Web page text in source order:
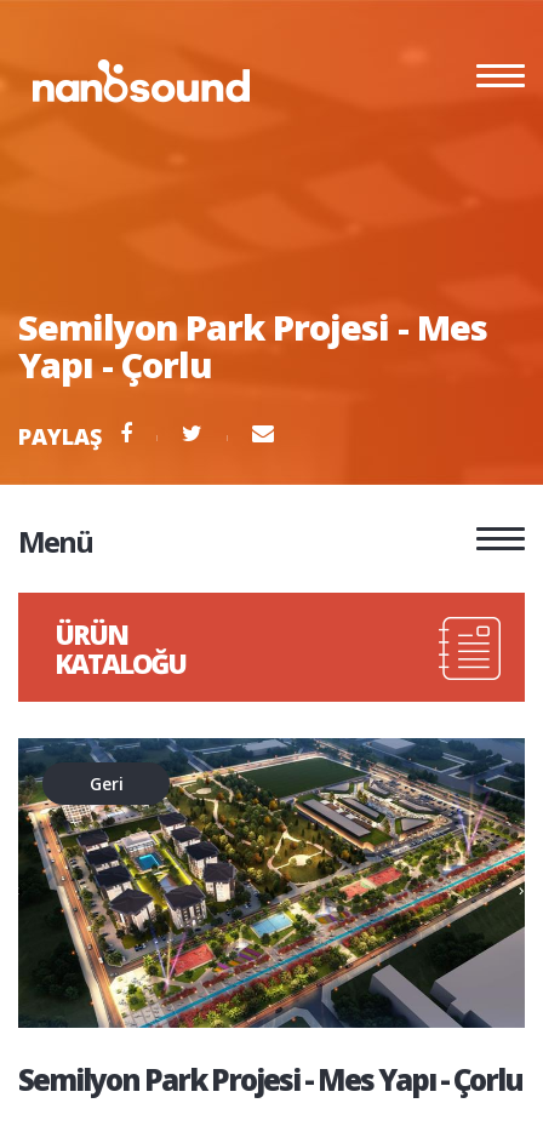
Semilyon Park Projesi - Mes
Yapı - Çorlu
PAYLAŞ
Menü
ÜRÜN
KATALOĞU
Geri
Semilyon Park Projesi - Mes Yapı - Çorlu